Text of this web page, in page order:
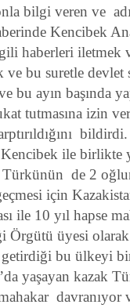
bilgi veren ve
Kencibek
haberleri iletmek
ve bu suretle devlet
bu ayın başında
tutmasına izin
bildirdi.
Kencibek ile birlikte
de 2
geçmesi için
ile 10 yıl hapse
Örgütü üyesi
bu ülkeyi
yaşayan kazak
davranıyor